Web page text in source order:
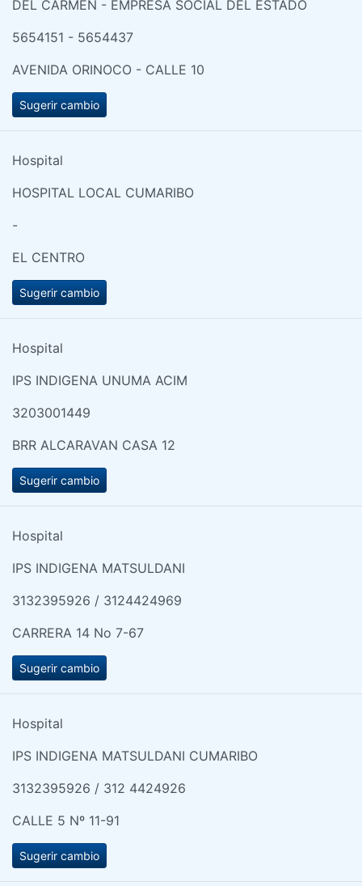
DEL CARMEN - EMPRESA SOCIAL DEL ESTADO
5654151 - 5654437
AVENIDA ORINOCO - CALLE 10
Sugerir cambio
Hospital
HOSPITAL LOCAL CUMARIBO
-
EL CENTRO
Sugerir cambio
Hospital
IPS INDIGENA UNUMA ACIM
3203001449
BRR ALCARAVAN CASA 12
Sugerir cambio
Hospital
IPS INDIGENA MATSULDANI
3132395926 / 3124424969
CARRERA 14 No 7-67
Sugerir cambio
Hospital
IPS INDIGENA MATSULDANI CUMARIBO
3132395926 / 312 4424926
CALLE 5 Nº 11-91
Sugerir cambio